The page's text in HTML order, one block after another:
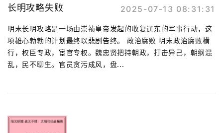
长明攻略失败 2025-07-13 08:31:31
明末长明攻略是一场由崇祯皇帝发起的收复辽东的军事行动，这
项雄心勃勃的计划最终以悲剧告终。 政治腐败 明末政治腐败横
行，权臣专政，宦官专权。魏忠贤把持朝政，打击异己，朝纲混
乱，民不聊生。官员贪污成风，盘...